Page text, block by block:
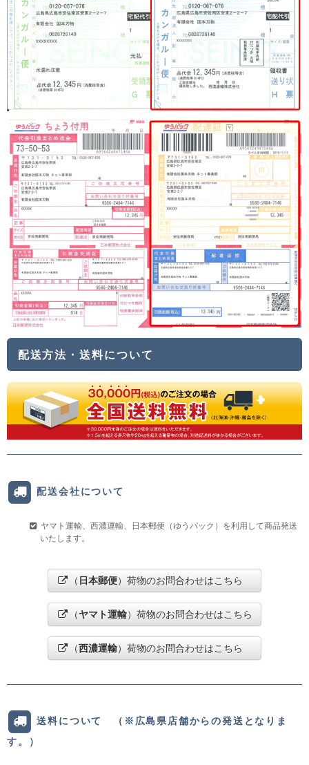
配送方法・送料について
配送会社について
ヤマト運輸、西濃運輸、日本郵便（ゆうパック）を利用して商品発送
いたします。
（ 日本郵便）荷物のお問合わせはこちら
（ヤマト運輸）荷物のお問合わせはこちら
（西濃運輸）荷物のお問合わせはこちら
送料について （※広島県店舗からの発送となりま
す。）